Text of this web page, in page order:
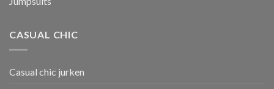
CASUAL CHIC
Casual chic jurken